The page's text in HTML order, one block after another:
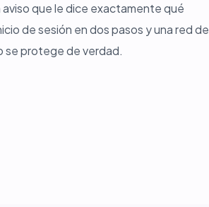
que le dice exactamente qué
de sesión en dos pasos y una red de
se protege de verdad.